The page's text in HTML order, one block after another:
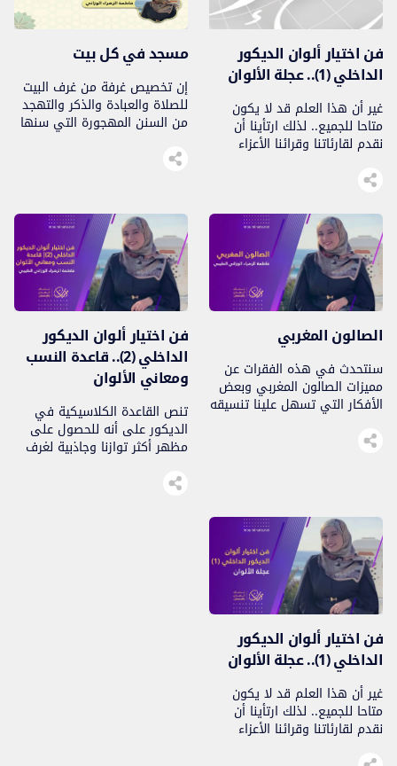
فن اختيار ألوان الديكور
الداخلي (1).. عجلة الألوان
غير أن هذا العلم قد لا يكون
متاحا للجميع.. لذلك ارتأينا أن
نقدم لقارئاتنا وقرائنا الأعزاء
بإمكانها مساعدتنا في اختيار
استخدامها بطريقة صحيحة..
مسجد في كل بيت
إن تخصيص غرفة من غرف البيت
للصلاة والعبادة والذكر والتهجد
من السنن المهجورة التي سنها
الصالون المغربي
سنتحدث في هذه الفقرات عن
مميزات الصالون المغربي وبعض
الأفكار التي تسهل علينا تنسيقه
بشكل متكامل، فالصالون لا
يتطلب بالضرورة تخصيص أكبر
فن اختيار ألوان الديكور
الداخلي (2).. قاعدة النسب
ومعاني الألوان
تنص القاعدة الكلاسيكية في
الديكور على أنه للحصول على
مظهر أكثر توازنا وجاذبية لغرف
ثلاثية الألوان (أساسي، ثانوي،
فن اختيار ألوان الديكور
الداخلي (1).. عجلة الألوان
غير أن هذا العلم قد لا يكون
متاحا للجميع.. لذلك ارتأينا أن
نقدم لقارئاتنا وقرائنا الأعزاء